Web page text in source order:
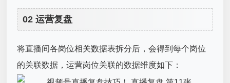
02 运营复盘
将直播间各岗位相关数据表拆分后，会得到每个岗位
的关联数据，运营岗位关联的数据维度如下：